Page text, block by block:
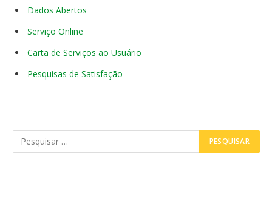
Dados Abertos
Serviço Online
Carta de Serviços ao Usuário
Pesquisas de Satisfação